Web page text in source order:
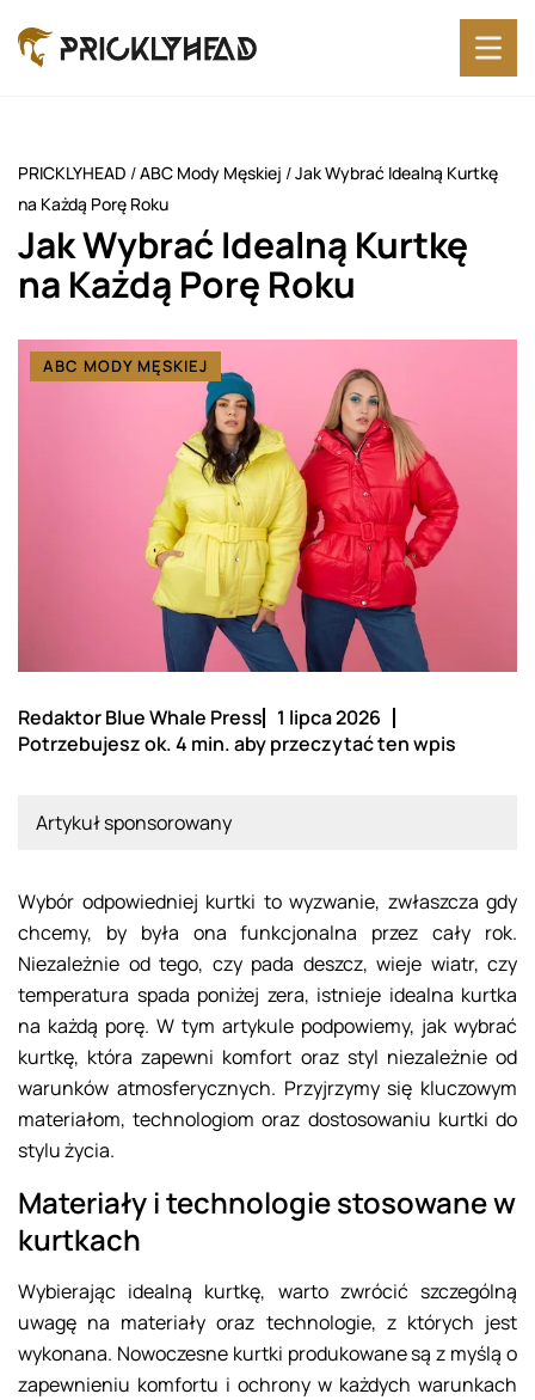
PRICKLYHEAD /ABC Mody Męskiej /Jak Wybrać Idealną Kurtkę
na Każdą Porę Roku
Jak Wybrać Idealną Kurtkę
na Każdą Porę Roku
ABC MODY MĘSKIEJ
Redaktor Blue Whale Press
1 lipca 2026
Potrzebujesz ok. 4 min. aby przeczytać ten wpis
Artykuł sponsorowany
Wybór odpowiedniej kurtki to wyzwanie, zwłaszcza gdy
chcemy, by była ona funkcjonalna przez cały rok.
Niezależnie od tego, czy pada deszcz, wieje wiatr, czy
temperatura spada poniżej zera, istnieje idealna kurtka
na każdą porę. W tym artykule podpowiemy, jak wybrać
kurtkę, która zapewni komfort oraz styl niezależnie od
warunków atmosferycznych. Przyjrzymy się kluczowym
materiałom, technologiom oraz dostosowaniu kurtki do
stylu życia.
Materiały i technologie stosowane w
kurtkach
Wybierając idealną kurtkę, warto zwrócić szczególną
uwagę na materiały oraz technologie, z których jest
wykonana. Nowoczesne kurtki produkowane są z myślą o
zapewnieniu komfortu i ochrony w każdych warunkach